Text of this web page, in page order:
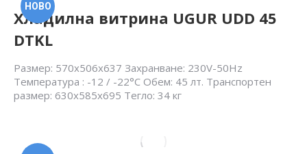
НОВО
Хладилна витрина UGUR UDD 45
DTKL
Размер: 570x506x637 Захранване: 230V-50Hz
Температура : -12 / -22°С Обем: 45 лт. Транспортен
размер: 630x585x695 Тегло: 34 кг